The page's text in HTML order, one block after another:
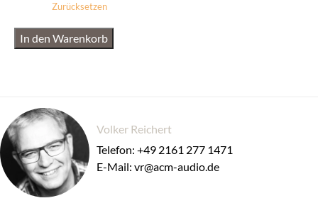
Zurücksetzen
In den Warenkorb
Volker Reichert
Telefon: +49 2161 277 1471
E-Mail: vr@acm-audio.de